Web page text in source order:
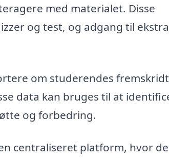
med materialet. Disse
og test, og adgang til ekstra
om studerendes
data kan bruges til at
og forbedring.
centraliseret platform, hvor